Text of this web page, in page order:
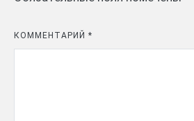
КОММЕНТАРИЙ *